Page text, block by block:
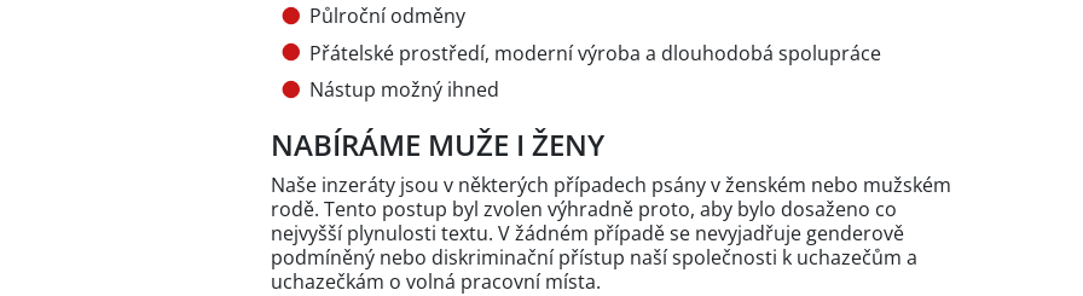
Půlroční odměny
Přátelské prostředí, moderní výroba a dlouhodobá spolupráce
Nástup možný ihned
NABÍRÁME MUŽE I ŽENY
Naše inzeráty jsou v některých případech psány v ženském nebo mužském
rodě. Tento postup byl zvolen výhradně proto, aby bylo dosaženo co
nejvyšší plynulosti textu. V žádném případě se nevyjadřuje genderově
podmíněný nebo diskriminační přístup naší společnosti k uchazečům a
uchazečkám o volná pracovní místa.